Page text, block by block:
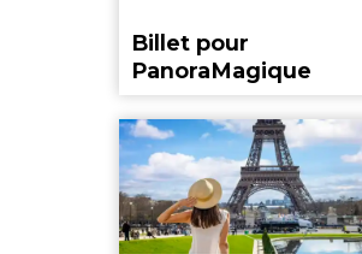
Billet pour
PanoraMagique